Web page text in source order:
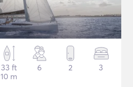
33 ft
10 m
6 2 3